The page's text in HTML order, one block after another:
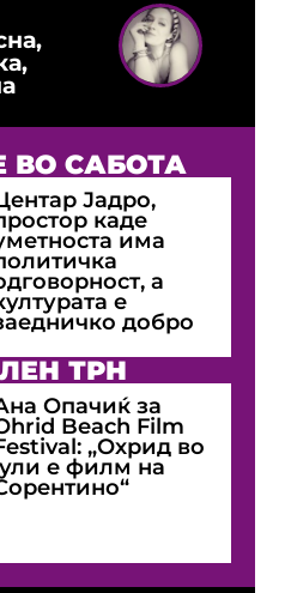
ВО САБОТА
Јадро,
каде
има
а
е
добро
ТРН
Опачиќ за
Beach Film
„Охрид во
е филм на